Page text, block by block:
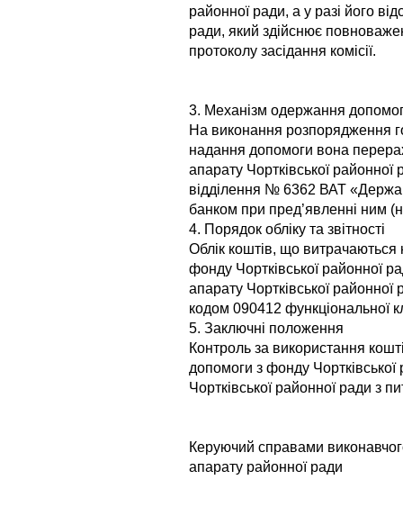
районної ради, а у разі його
ради, який здійснює
протоколу засідання комісії.
3. Механізм одержання
На виконання розпорядження
надання допомоги вона
апарату Чортківської районної
відділення № 6362 ВАТ
банком при пред’явленні ним
4. Порядок обліку та звітності
Облік коштів, що
фонду Чортківської районної
апарату Чортківської районної
кодом 090412 функціональної
5. Заключні положення
Контроль за використання
допомоги з фонду Чортківської
Чортківської районної ради з
Керуючий справами
апарату